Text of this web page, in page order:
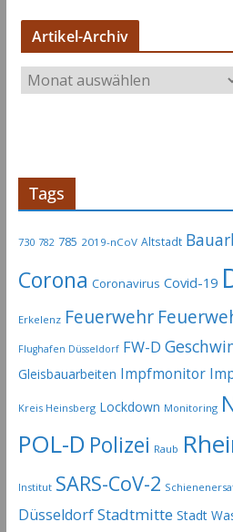
Artikel-Archiv
l
-
r
h
i
v
Tags
730 782 785 2019-nCoV Altstadt
Corona Coronavirus Covid-19
Erkelenz Feuerwehr
Flughafen Düsseldorf FW-D
Gleisbauarbeiten Impfmonitor
Kreis Heinsberg Lockdown Monitoring
POL-D Polizei Raub
Institut SARS-CoV-2
DüsseldorfStadtmitte Stadt